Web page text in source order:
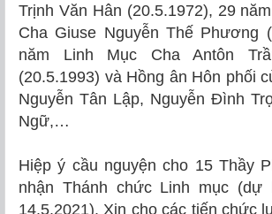
Trịnh Văn Hân (20.5.1972), 29
Cha Giuse Nguyễn Thế Phương
năm Linh Mục Cha Antôn
(20.5.1993) và Hồng ân Hôn phối
Nguyễn Tân Lập, Nguyễn Đình
Ngữ,…
Hiệp ý cầu nguyện cho 15 Thầy
nhận Thánh chức Linh mục (dự
14.5.2021). Xin cho các tiến chức